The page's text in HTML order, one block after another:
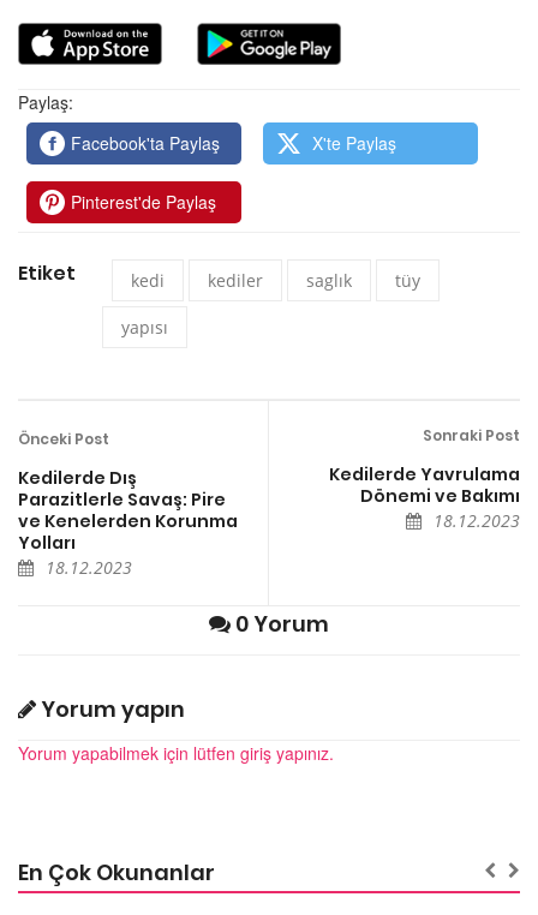
Paylaş:
Facebook'ta Paylaş
X'te Paylaş
Pinterest'de Paylaş
Etiket kedi kediler saglık tüy
yapısı
Önceki Post
Kedilerde Dış
Parazitlerle Savaş: Pire
ve Kenelerden Korunma
Yolları
18.12.2023
Sonraki Post
Kedilerde Yavrulama
Dönemi ve Bakımı
18.12.2023
0 Yorum
Yorum yapın
Yorum yapabilmek için lütfen giriş yapınız.
En Çok Okunanlar